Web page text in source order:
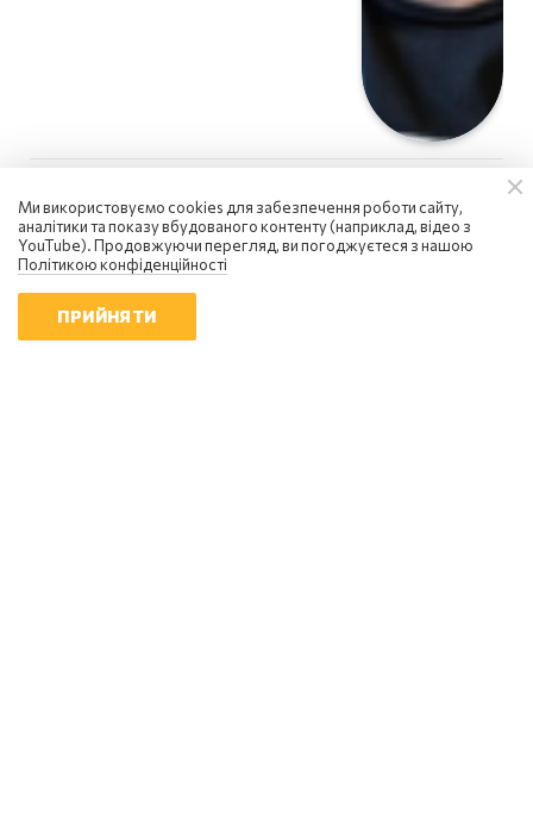
Ми використовуємо cookies для забезпечення роботи сайту,
аналітики та показу вбудованого контенту (наприклад, відео з
YouTube). Продовжуючи перегляд, ви погоджуєтеся з нашою
Політикою конфіденційності
ПРИЙНЯТИ